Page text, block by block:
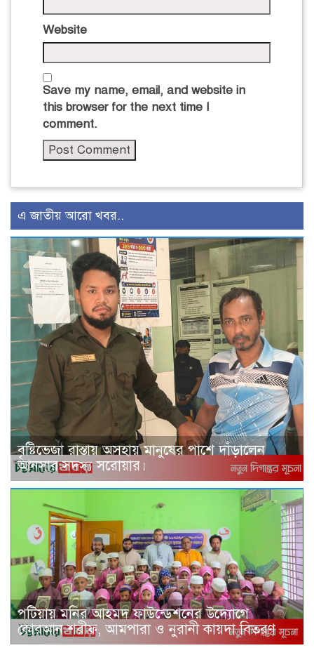
Website
Save my name, email, and website in
this browser for the next time I
comment.
এ জাতীয় আরো খবর..
বৃষ্টিভেজা রাস্তায় অসহায় মানুষের পাশে দাঁড়ালেন
আনসার সদস্য সরোয়ার।
পটিয়ায় মনির আহমদ ফাউন্ডেশনের উদ্যোগে
কোরআন শরীফ, আমপারা ও নুরানী কায়দা বিতরণ